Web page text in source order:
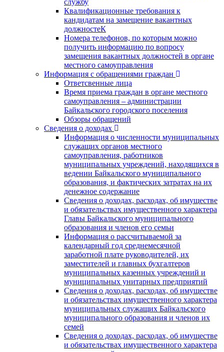
Квалификационные требования к
кандидатам на замещение вакантных
должностеК
Номера телефонов, по которым можно
получить информацию по вопросу
замещения вакантных должностей в органе
местного самоуправления
Информация с обращениями граждан
Ответсвенные лица
Время приема граждан в органе местного
самоуправления – администрации
Байкальского городского поселения
Обзоры обращений
Сведения о доходах
Информация о численности муниципальных
служащих органов местного
самоуправления, работников
муниципальных учреждений, находящихся в
ведении Байкальского муниципального
образования, и фактических затратах на их
денежное содержание
Сведения о доходах, расходах, об имуществе
и обязательствах имущественного характера
Главы Байкальского муниципального
образования и членов его семьи
Информация о рассчитываемой за
календарный год среднемесячной
заработной плате руководителей, их
заместителей и главных бухгалтеров
муниципальных казенных учреждений и
муниципальных унитарных предприятий
Сведения о доходах, расходах, об имуществе
и обязательствах имущественного характера
муниципальных служащих Байкальского
муниципального образования и членов их
семей
Сведения о доходах, расходах, об имуществе
и обязательствах имущественного характера